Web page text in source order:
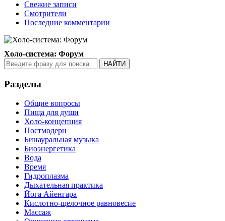
Свежие записи
Смотрители
Последние комментарии
Холо-система: Форум
Разделы
Общие вопросы
Пища для души
Холо-концепция
Постмодерн
Бинауральная музыка
Биоэнергетика
Вода
Время
Гидроплазма
Дыхательная практика
Йога Айенгара
Кислотно-щелочное равновесие
Массаж